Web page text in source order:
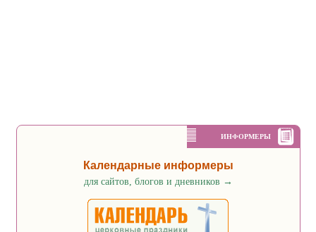
ИНФОРМЕРЫ
Календарные информеры
для сайтов, блогов и дневников →